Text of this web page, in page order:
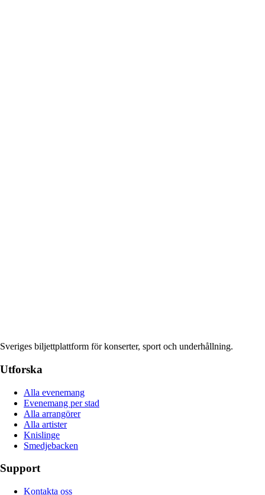
Sveriges biljettplattform för konserter, sport och underhållning.
Utforska
Alla evenemang
Evenemang per stad
Alla arrangörer
Alla artister
Knislinge
Smedjebacken
Support
Kontakta oss